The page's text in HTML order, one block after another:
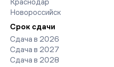
Краснодар
Новороссийск
Срок сдачи
Сдача в 2026
Сдача в 2027
Сдача в 2028